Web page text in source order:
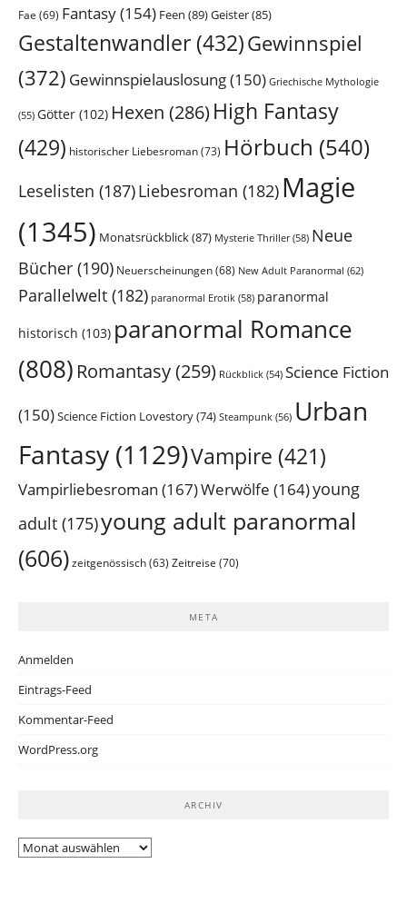
Fae (69) Fantasy(154) Feen (89)Geister(85)
Gestaltenwandler (432)Gewinnspiel
(372) Gewinnspielauslosung(150) Griechische Mythologie
(55) Götter (102) Hexen (286) High Fantasy
(429) historischer Liebesroman(73) Hörbuch (540)
Leselisten (187)Liebesroman (182) Magie
(1345) Monatsrückblick(87) Mysterie Thriller(58) Neue
Bücher (190) Neuerscheinungen(68) New Adult Paranormal (62)
Parallelwelt (182) paranormal Erotik (58) paranormal
historisch (103) paranormal Romance
(808) Romantasy(259) Rückblick (54) Science Fiction
(150)Science Fiction Lovestory(74) Steampunk (56) Urban
Fantasy (1129)Vampire (421)
Vampirliebesroman (167)Werwölfe (164)young
adult (175)young adult paranormal
(606) zeitgenössisch (63) Zeitreise (70)
META
Anmelden
Eintrags-Feed
Kommentar-Feed
WordPress.org
ARCHIV
Archiv